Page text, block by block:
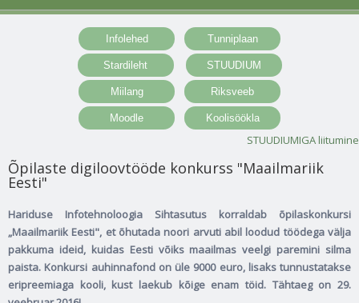
STUUDIUMIGA liitumine
Õpilaste digiloovtööde konkurss "Maailmariik
Eesti"
Hariduse Infotehnoloogia Sihtasutus korraldab õpilaskonkursi
„Maailmariik Eesti", et õhutada noori arvuti abil loodud töödega välja
pakkuma ideid, kuidas Eesti võiks maailmas veelgi paremini silma
paista. Konkursi auhinnafond on üle 9000 euro, lisaks tunnustatakse
eripreemiaga kooli, kust laekub kõige enam töid. Tähtaeg on 29.